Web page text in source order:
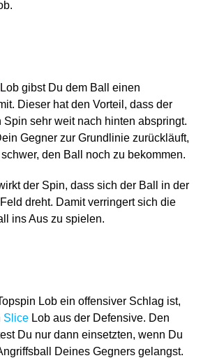
Lob gibst Du dem Ball einen
Dieser hat den Vorteil, dass der
Spin sehr weit nach hinten abspringt.
Gegner zur Grundlinie zurückläuft,
den Ball noch zu bekommen.
der Spin, dass sich der Ball in der
dreht. Damit verringert sich die
ins Aus zu spielen.
Lob ein offensiver Schlag ist,
SliceLob aus der Defensive. Den
Du nur dann einsetzten, wenn Du
Deines Gegners gelangst.